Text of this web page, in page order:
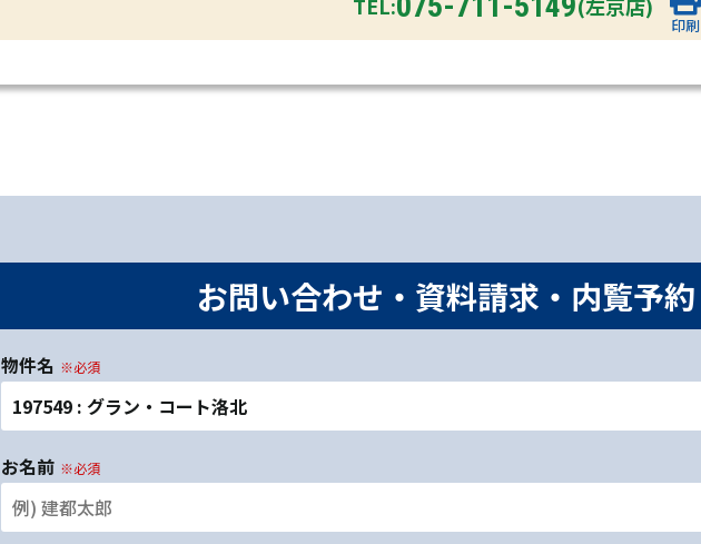
TEL: (左京店)
印刷
お問い合わせ・資料請求・内覧予約
物件名 ※必須
197549 : グラン・コート洛北
お名前 ※必須